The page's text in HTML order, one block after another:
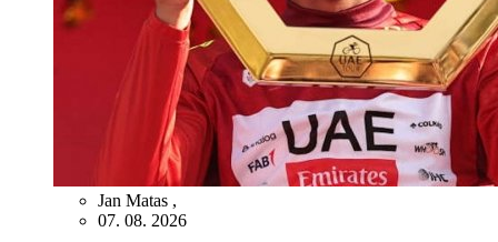
Jan Matas ,
07. 08. 2026